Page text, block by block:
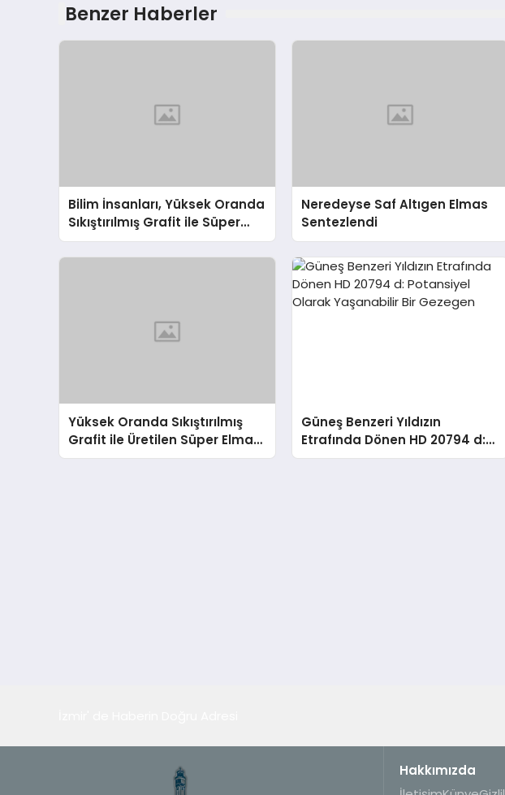
Benzer Haberler
Bilim İnsanları, Yüksek Oranda
Sıkıştırılmış Grafit ile Süper
Elmas Üretmeyi Başardı
Neredeyse Saf Altıgen Elmas
Sentezlendi
Yüksek Oranda Sıkıştırılmış
Grafit ile Üretilen Süper Elmas
Yapısı
Güneş Benzeri Yıldızın
Etrafında Dönen HD 20794 d:
Potansiyel Olarak Yaşanabilir
Hakkımızda